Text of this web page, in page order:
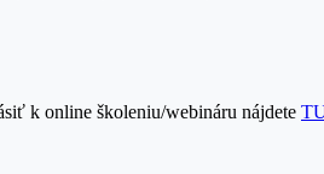
k online školeniu/webináru nájdete